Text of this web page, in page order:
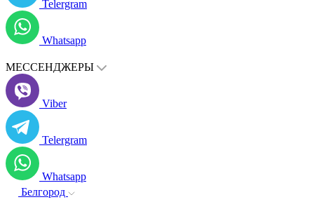
Telergram
Whatsapp
МЕССЕНДЖЕРЫ
Viber
Telergram
Whatsapp
Белгород